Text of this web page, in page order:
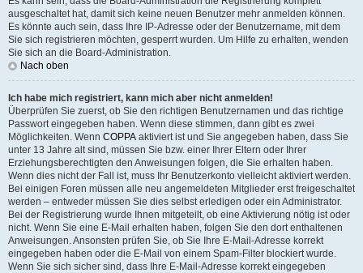
ausgeschaltet hat, damit sich keine neuen Benutzer mehr anmelden können.
Es könnte auch sein, dass Ihre IP-Adresse oder der Benutzername, mit dem
Sie sich registrieren möchten, gesperrt wurden. Um Hilfe zu erhalten, wenden
Sie sich an die Board-Administration.
Nach oben
Ich habe mich registriert, kann mich aber nicht anmelden!
Überprüfen Sie zuerst, ob Sie den richtigen Benutzernamen und das richtige
Passwort eingegeben haben. Wenn diese stimmen, dann gibt es zwei
Möglichkeiten. Wenn COPPA aktiviert ist und Sie angegeben haben, dass Sie
unter 13 Jahre alt sind, müssen Sie bzw. einer Ihrer Eltern oder Ihrer
Erziehungsberechtigten den Anweisungen folgen, die Sie erhalten haben.
Wenn dies nicht der Fall ist, muss Ihr Benutzerkonto vielleicht aktiviert werden.
Bei einigen Foren müssen alle neu angemeldeten Mitglieder erst freigeschaltet
werden – entweder müssen Sie dies selbst erledigen oder ein Administrator.
Bei der Registrierung wurde Ihnen mitgeteilt, ob eine Aktivierung nötig ist oder
nicht. Wenn Sie eine E-Mail erhalten haben, folgen Sie den dort enthaltenen
Anweisungen. Ansonsten prüfen Sie, ob Sie Ihre E-Mail-Adresse korrekt
eingegeben haben oder die E-Mail von einem Spam-Filter blockiert wurde.
Wenn Sie sich sicher sind, dass Ihre E-Mail-Adresse korrekt eingegeben